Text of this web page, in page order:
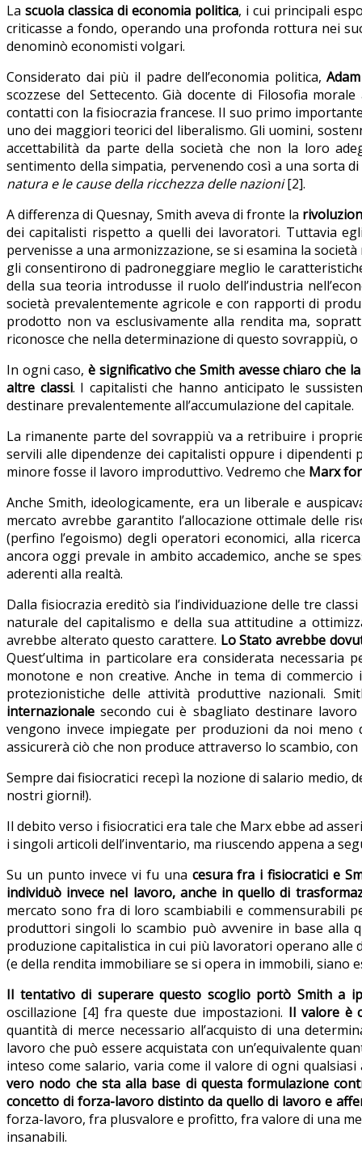
La scuola classica di economia politica, i cui principali
criticasse a fondo, operando una profonda rottura nei
denominò economisti volgari.
Considerato dai più il padre dell’economia politica,
scozzese del Settecento. Già docente di Filosofia
contatti con la fisiocrazia francese. Il suo primo
uno dei maggiori teorici del liberalismo. Gli uomini,
accettabilità da parte della società che non la loro
sentimento della simpatia, pervenendo così a una sorta
natura e le cause della ricchezza delle nazioni[2].
A differenza di Quesnay, Smith aveva di fronte la
dei capitalisti rispetto a quelli dei lavoratori. Tuttavia
pervenisse a una armonizzazione, se si esamina la
gli consentirono di padroneggiare meglio le
della sua teoria introdusse il ruolo dell’industria
società prevalentemente agricole e con rapporti di
prodotto non va esclusivamente alla rendita ma,
riconosce che nella determinazione di questo
In ogni caso, è significativo che Smith avesse chiaro che
altre classi. I capitalisti che hanno anticipato le
destinare prevalentemente all’accumulazione del capitale.
La rimanente parte del sovrappiù va a retribuire i
servili alle dipendenze dei capitalisti oppure i
minore fosse il lavoro improduttivo. Vedremo che Marx
Anche Smith, ideologicamente, era un liberale e
mercato avrebbe garantito l’allocazione ottimale delle
(perfino l’egoismo) degli operatori economici, alla
ancora oggi prevale in ambito accademico, anche se
aderenti alla realtà.
Dalla fisiocrazia ereditò sia l’individuazione delle tre
naturale del capitalismo e della sua attitudine a
avrebbe alterato questo carattere. Lo Stato avrebbe
Quest’ultima in particolare era considerata
monotone e non creative. Anche in tema di
protezionistiche delle attività produttive nazionali.
internazionalesecondo cui è sbagliato destinare
vengono invece impiegate per produzioni da noi meno
assicurerà ciò che non produce attraverso lo scambio,
Sempre dai fisiocratici recepì la nozione di salario
nostri giorni!).
Il debito verso i fisiocratici era tale che Marx ebbe ad
i singoli articoli dell’inventario, ma riuscendo appena a
Su un punto invece vi fu una cesura fra i fisiocratici e
individuò invece nel lavoro, anche in quello di
mercato sono fra di loro scambiabili e commensurabili
produttori singoli lo scambio può avvenire in base alla
produzione capitalistica in cui più lavoratori operano alle
(e della rendita immobiliare se si opera in immobili, siano
Il tentativo di superare questo scoglio portò Smith a
oscillazione [4] fra queste due impostazioni. Il valore è
quantità di merce necessario all’acquisto di una
lavoro che può essere acquistata con un’equivalente
inteso come salario, varia come il valore di ogni
vero nodo che sta alla base di questa formulazione
concetto di forza-lavoro distinto da quello di lavoro e
forza-lavoro, fra plusvalore e profitto, fra valore di una
insanabili.